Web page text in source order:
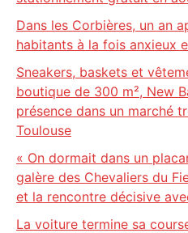
Dans les Corbières, un an
habitants à la fois anxieux
Sneakers, baskets et
boutique de 300 m², New
présence dans un marché
Toulouse
« On dormait dans un
galère des Chevaliers du
et la rencontre décisive
La voiture termine sa